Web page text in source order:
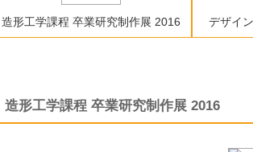
造形工学課程 卒業研究制作展 2016 デザイ
造形工学課程 卒業研究制作展 2016